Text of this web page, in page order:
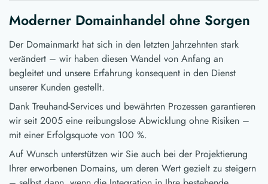
Moderner Domainhandel ohne Sorgen
Der Domainmarkt hat sich in den letzten Jahrzehnten stark
verändert – wir haben diesen Wandel von Anfang an
begleitet und unsere Erfahrung konsequent in den Dienst
unserer Kunden gestellt.
Dank Treuhand-Services und bewährten Prozessen garantieren
wir seit 2005 eine reibungslose Abwicklung ohne Risiken –
mit einer Erfolgsquote von 100 %.
Auf Wunsch unterstützen wir Sie auch bei der Projektierung
Ihrer erworbenen Domains, um deren Wert gezielt zu steigern